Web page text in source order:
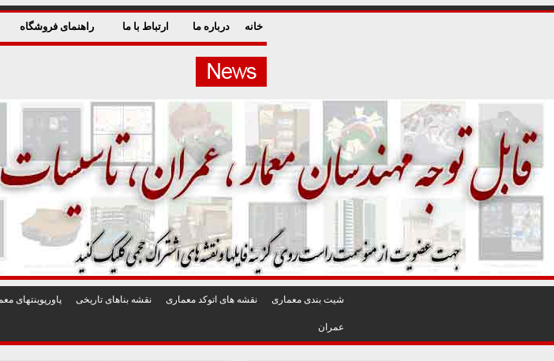
خانه درباره ما ارتباط با ما راهنمای فروشگاه
شيت بندی معماری نقشه های اتوکد معماری نقشه بناهای تاريخی پاورپوينتهای
عمران